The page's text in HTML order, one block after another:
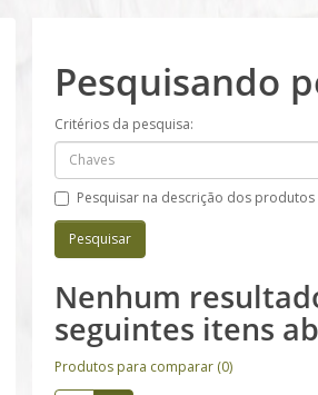
Pesquisando
Critérios da pesquisa:
Pesquisar na descrição dos produtos
Nenhum
seguintes itens
Produtos para comparar (0)